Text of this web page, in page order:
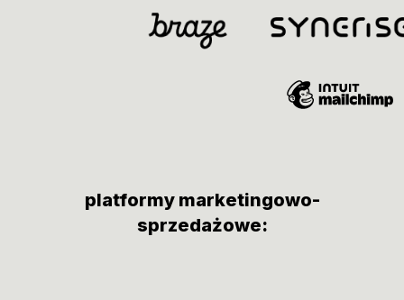
platformy marketingowo-
sprzedażowe: